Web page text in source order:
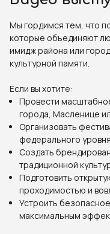
Мы гордимся тем, что
которые объединяют
имидж района или
культурной памяти.
Если вы хотите:
Провести
города, Масленице
Организовать
федерального
Создать
традиционной
Подготовить
проходимостью и
Устроить
максимальным